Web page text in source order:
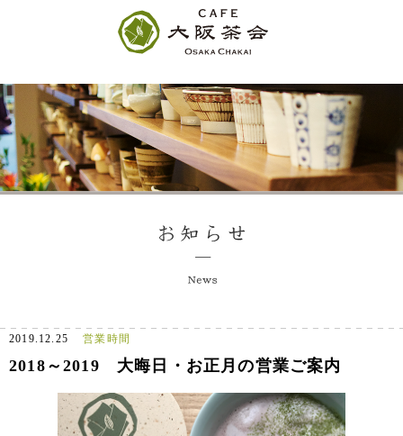
2019.12.25 営業時間
2018～2019 大晦日・お正月の営業ご案内